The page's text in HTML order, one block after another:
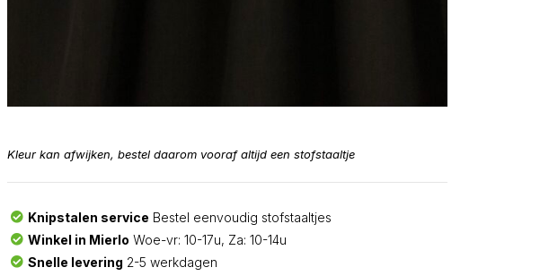
Kleur kan afwijken, bestel daarom vooraf altijd een stofstaaltje
Knipstalen service Bestel eenvoudig stofstaaltjes
Winkel in Mierlo Woe-vr: 10-17u, Za: 10-14u
Snelle levering 2-5 werkdagen